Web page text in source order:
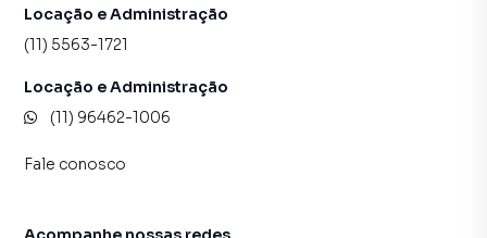
Locação e Administração
(11) 5563-1721
Locação e Administração
(11) 96462-1006
Fale conosco